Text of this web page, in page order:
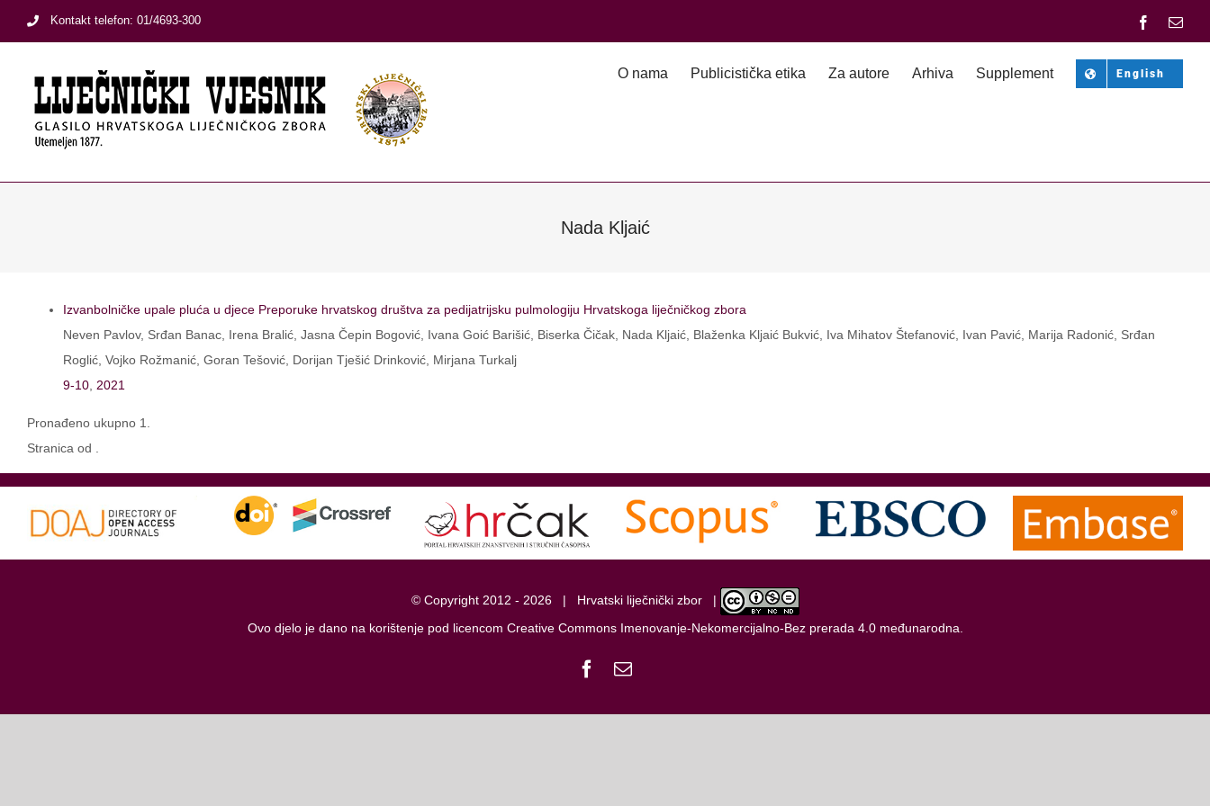
Kontakt telefon: 01/4693-300 Facebook
O nama Publicistička etika Za autore Arhiva Supplement English
Nada Kljaić
Izvanbolničke upale pluća u djece Preporuke hrvatskog društva za pedijatrijsku pulmologiju Hrvatskoga liječničkog zbora
Neven Pavlov, Srđan Banac, Irena Bralić, Jasna Čepin Bogović, Ivana Goić Barišić, Biserka Čičak, Nada Kljaić, Blaženka Kljaić Bukvić, Iva Mihatov Štefanović, Ivan Pavić, Marija Radonić, Srđan
Roglić, Vojko Rožmanić, Goran Tešović, Dorijan Tješić Drinković, Mirjana Turkalj
9-10, 2021
Pronađeno ukupno 1.
Stranica od .
© Copyright 2012 - 2026 | Hrvatski liječnički zbor|
Ovo djelo je dano na korištenje pod licencom Creative Commons Imenovanje-Nekomercijalno-Bez prerada 4.0 međunarodna.
Facebook
Email: